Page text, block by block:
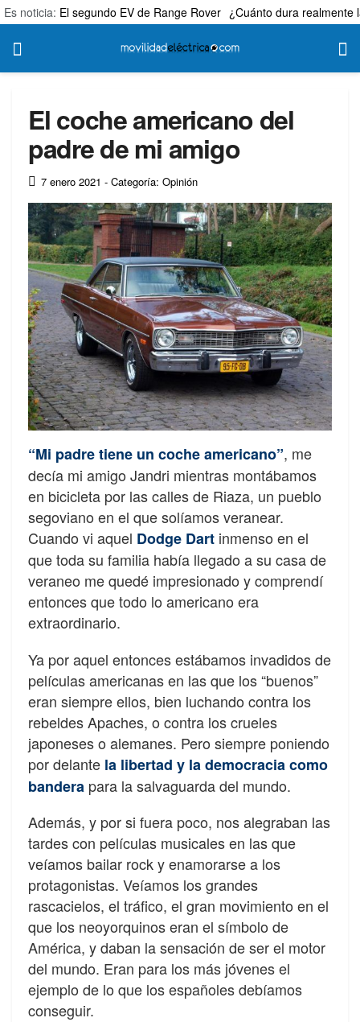
Es noticia: El segundo EV de Range Rover ¿Cuánto dura realmente
El coche americano del
padre de mi amigo
7 enero 2021 - Categoría: Opinión
“Mi padre tiene un coche americano”, me
decía mi amigo Jandri mientras montábamos
en bicicleta por las calles de Riaza, un pueblo
segoviano en el que solíamos veranear.
Cuando vi aquel Dodge Dart inmenso en el
que toda su familia había llegado a su casa de
veraneo me quedé impresionado y comprendí
entonces que todo lo americano era
extraordinario.
Ya por aquel entonces estábamos invadidos de
películas americanas en las que los “buenos”
eran siempre ellos, bien luchando contra los
rebeldes Apaches, o contra los crueles
japoneses o alemanes. Pero siempre poniendo
por delante la libertad y la democracia como
bandera para la salvaguarda del mundo.
Además, y por si fuera poco, nos alegraban las
tardes con películas musicales en las que
veíamos bailar rock y enamorarse a los
protagonistas. Veíamos los grandes
rascacielos, el tráfico, el gran movimiento en el
que los neoyorquinos eran el símbolo de
América, y daban la sensación de ser el motor
del mundo. Eran para los más jóvenes el
ejemplo de lo que los españoles debíamos
conseguir.